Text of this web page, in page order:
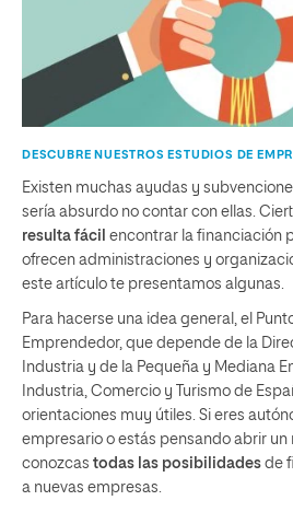
DESCUBRE NUESTROS ESTUDIOS DE
Existen muchas ayudas y
sería absurdo no contar con ellas.
resulta fácil encontrar la financiación
ofrecen administraciones y
este artículo te presentamos algunas.
Para hacerse una idea general, el
Emprendedor, que depende de la
Industria y de la Pequeña y Mediana
Industria, Comercio y Turismo de
orientaciones muy útiles. Si eres
empresario o estás pensando abrir un
conozcas todas las posibilidades de
a nuevas empresas.